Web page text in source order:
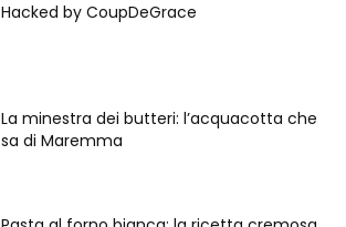
Hacked by CoupDeGrace
La minestra dei butteri: l’acquacotta che
sa di Maremma